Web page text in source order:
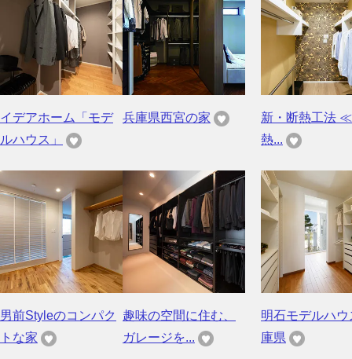
イデアホーム「モデ
ルハウス」
兵庫県西宮の家
新・断熱工法
熱...
男前Styleのコンパク
トな家
趣味の空間に住む、
ガレージを...
明石モデルハウ
庫県